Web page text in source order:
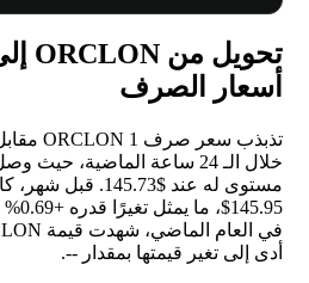
أسعار الصرف
تذبذب سعر صرف 1 ORCLON مقابل USD بمقدار
$145.95، ما يمثل تغيرًا قدره
+0.69%
في العام الماضي، شهدت قيمة ORCLON تغيرًا قدره
أدى إلى تغير قيمتها بمقدار --
.